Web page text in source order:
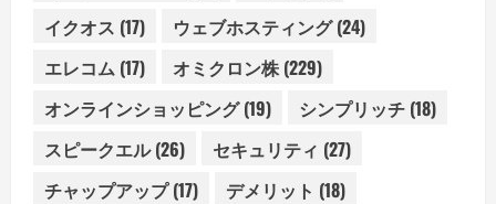
イクオス (17) ウェブホスティング(24)
エレコム (17) オミクロン株(229)
オンラインショッピング(19) シンプリッチ (18)
スピークエル(26) セキュリティ (27)
チャップアップ(17) デメリット (18)